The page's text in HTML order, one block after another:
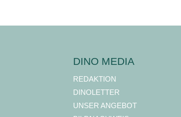
DINO MEDIA
REDAKTION
DINOLETTER
UNSER ANGEBOT